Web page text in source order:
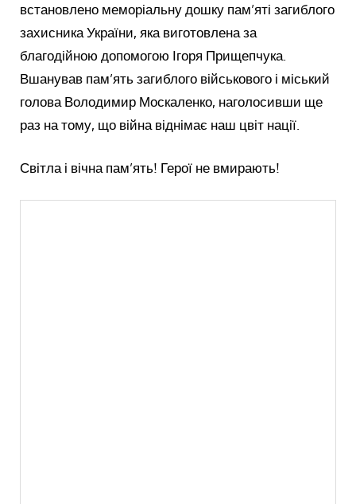
встановлено меморіальну дошку пам’яті загиблого
захисника України, яка виготовлена за
благодійною допомогою Ігоря Прищепчука.
Вшанував пам’ять загиблого військового і міський
голова Володимир Москаленко, наголосивши ще
раз на тому, що війна віднімає наш цвіт нації.
Світла і вічна пам’ять! Герої не вмирають!